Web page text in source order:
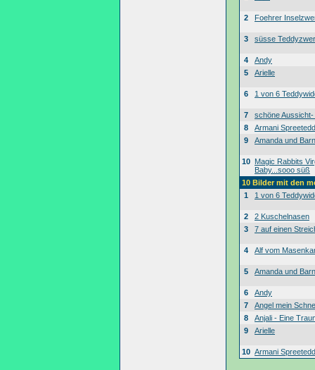
2 Foehrer
3 süsse
4
Andy
5
Arielle
6 1 von 6
7
schöne
8
Armani
9
Amanda und
10 Magic Rabbits
Baby...sooo süß
10 Bilder mit den
1
1 von 6
2
2 Kuschelnasen
3
7 auf einen
4 Alf vom
5 Amanda und
6
Andy
7
Angel mein
8
Anjali - Eine
9
Arielle
10 Armani